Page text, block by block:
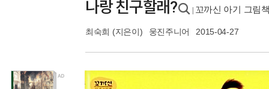
나랑 친구할래? 꼬까신 아기 그림
최숙희 (지은이) 웅진주니어 2015-04-27